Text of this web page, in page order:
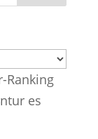
Ranking
es